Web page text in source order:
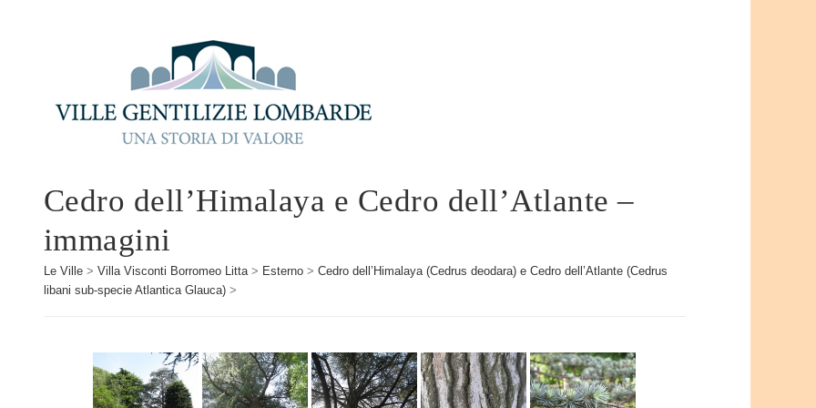
Cedro dell’Himalaya e Cedro dell’Atlante –
immagini
Le Ville> Villa Visconti Borromeo Litta> Esterno> Cedro dell’Himalaya (Cedrus deodara) e Cedro dell’Atlante (Cedrus
libani sub-specie Atlantica Glauca)>